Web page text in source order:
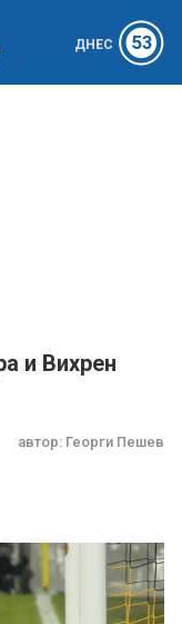
ДНЕС 53
и Вихрен
автор: Георги Пешев